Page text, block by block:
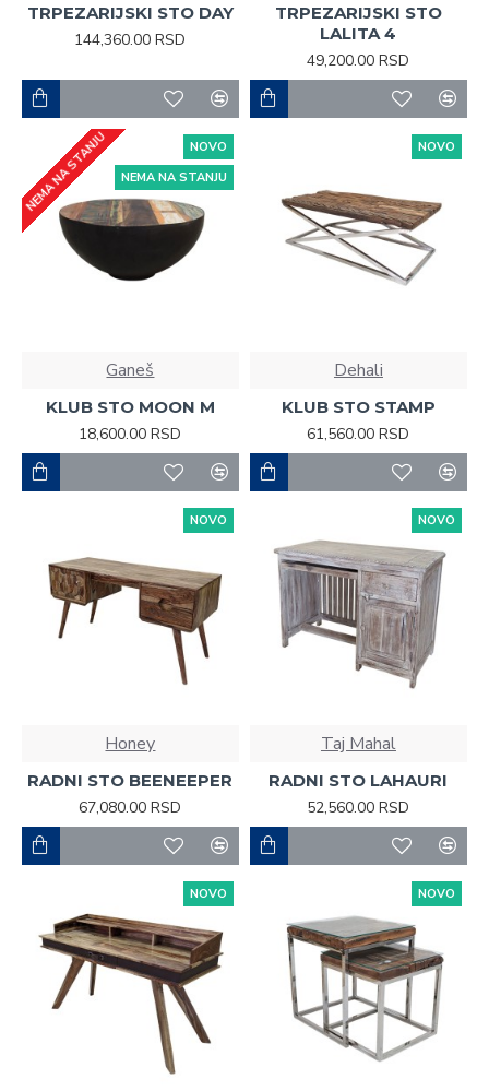
TRPEZARIJSKI STO DAY
144,360.00 RSD
TRPEZARIJSKI STO
LALITA 4
49,200.00 RSD
NOVO
NEMA NA STANJU NEMA NA STANJU
Ganeš
KLUB STO MOON M
18,600.00 RSD
NOVO
Dehali
KLUB STO STAMP
61,560.00 RSD
NOVO
Honey
RADNI STO BEENEEPER
67,080.00 RSD
NOVO
Taj Mahal
RADNI STO LAHAURI
52,560.00 RSD
NOVO NOVO